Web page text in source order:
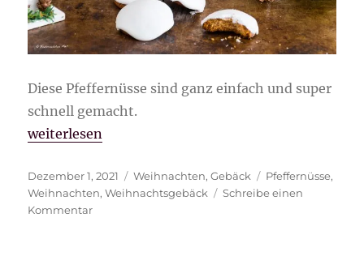
Diese Pfeffernüsse sind ganz einfach und super
schnell gemacht.
„Pfeffernüsse“
weiterlesen
Veröffentlicht
am
Dezember 1, 2021 Kategorien
Weihnachten,Gebäck Schlagwörter
Pfeffernüsse,
Weihnachten,Weihnachtsgebäck
Schreibe einen
Kommentarzu